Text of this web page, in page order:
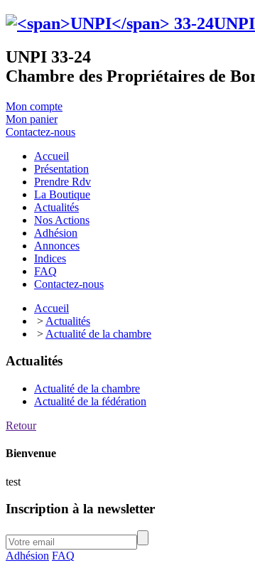
UNPI
UNPI 33-24
Chambre des Propriétaires de
Mon compte
Mon panier
Contactez-nous
Accueil
Présentation
Prendre Rdv
La Boutique
Actualités
Nos Actions
Adhésion
Annonces
Indices
FAQ
Contactez-nous
Accueil
> Actualités
> Actualité de la chambre
Actualités
Actualité de la chambre
Actualité de la fédération
Retour
Bienvenue
test
Inscription à la newsletter
Adhésion FAQ